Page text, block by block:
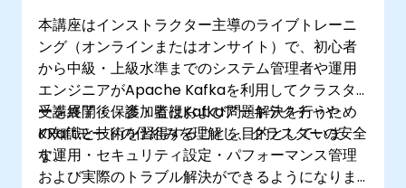
本講座はインストラクター主導のライブトレーニ
ング（オンラインまたはオンサイト）で、初心者
から中級・上級水準までのシステム管理者や運用
エンジニアがApache Kafkaを利用してクラスタ
ーを展開・保護・監視および問題解決を行うため
の知識と技術を習得することを目的としていま
す。
受講終了後、参加者はKafkaアーキテクチャや
KRaftモードの仕組みを理解し、クラスターの安全
な運用・セキュリティ設定・パフォーマンス管理
および実際のトラブル解決ができるようになりま